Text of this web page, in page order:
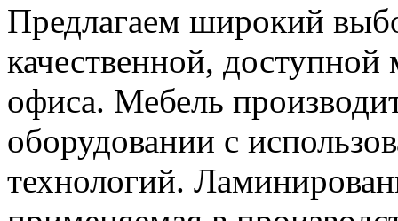
Предлагаем широкий
качественной,
офиса. Мебель
оборудовании с
технологий.